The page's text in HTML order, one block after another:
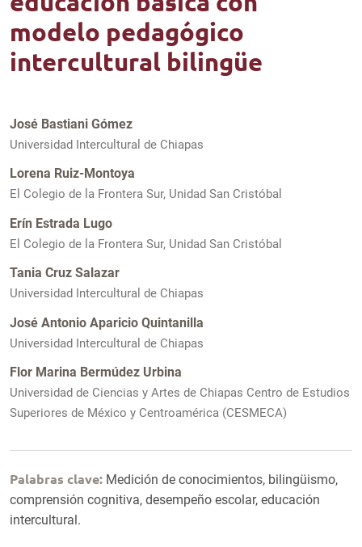
modelo pedagógico
intercultural bilingüe
José Bastiani Gómez
Universidad Intercultural de Chiapas
Lorena Ruiz-Montoya
El Colegio de la Frontera Sur, Unidad San Cristóbal
Erín Estrada Lugo
El Colegio de la Frontera Sur, Unidad San Cristóbal
Tania Cruz Salazar
Universidad Intercultural de Chiapas
José Antonio Aparicio Quintanilla
Universidad Intercultural de Chiapas
Flor Marina Bermúdez Urbina
Universidad de Ciencias y Artes de Chiapas Centro de Estudios
Superiores de México y Centroamérica (CESMECA)
Palabras clave: Medición de conocimientos, bilingüismo,
comprensión cognitiva, desempeño escolar, educación
intercultural.